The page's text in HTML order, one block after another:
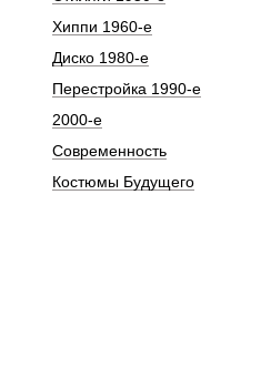
Хиппи 1960-е
Диско 1980-е
Перестройка 1990-е
2000-е
Современность
Костюмы Будущего